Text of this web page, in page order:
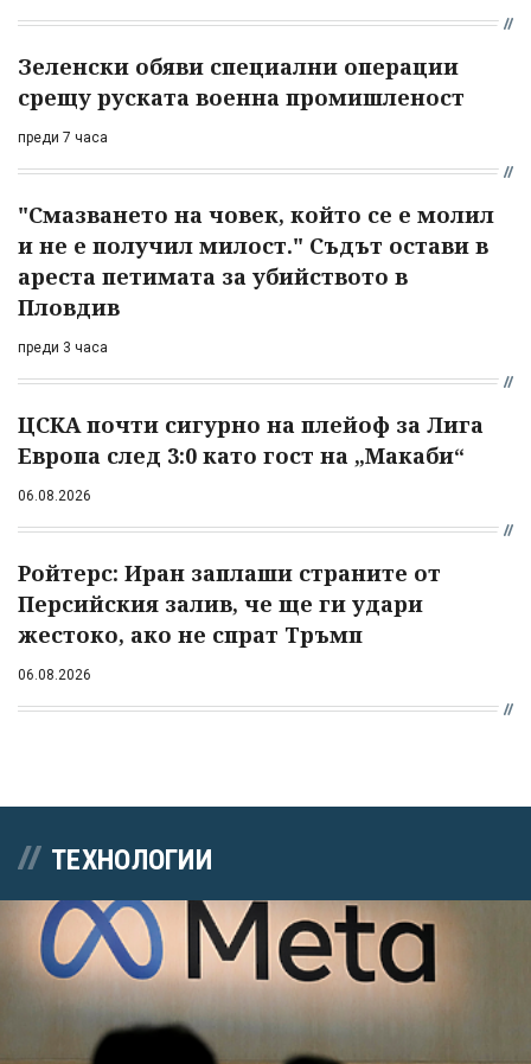
Зеленски обяви специални операции
срещу руската военна промишленост
преди 7 часа
"Смазването на човек, който се е молил
и не е получил милост." Съдът остави в
ареста петимата за убийството в
Пловдив
преди 3 часа
ЦСКА почти сигурно на плейоф за Лига
Европа след 3:0 като гост на „Макаби“
06.08.2026
Ройтерс: Иран заплаши страните от
Персийския залив, че ще ги удари
жестоко, ако не спрат Тръмп
06.08.2026
ТЕХНОЛОГИИ